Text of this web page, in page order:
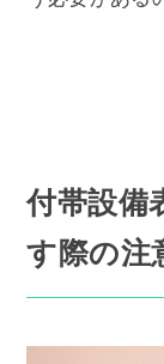
付帯設備
す際の注